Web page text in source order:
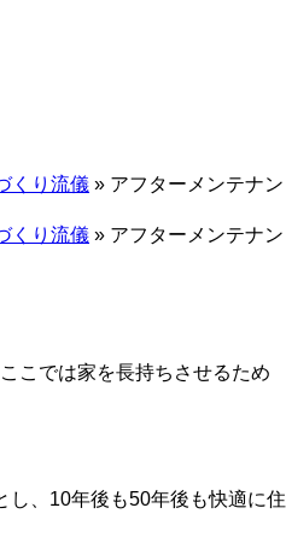
くり流儀 » アフターメンテナン
くり流儀 » アフターメンテナン
こでは家を長持ちさせるため
し、10年後も50年後も快適に住